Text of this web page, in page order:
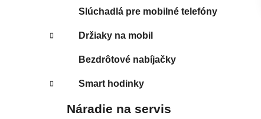
Slúchadlá pre mobilné telefóny
Držiaky na mobil
Bezdrôtové nabíjačky
Smart hodinky
Náradie na servis